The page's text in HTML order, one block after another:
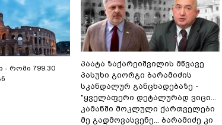
- რომი 799.30
პაატა ზაქარეიშვილის მწვავე
პასუხი გიორგი ბარამიძის
სკანდალურ განცხადებაზე -
"ყველაფერი დეტალურად ვიცი...
კამანში მოკლული ქართველები
მე გადმოვასვენე... ბარამიძე კი